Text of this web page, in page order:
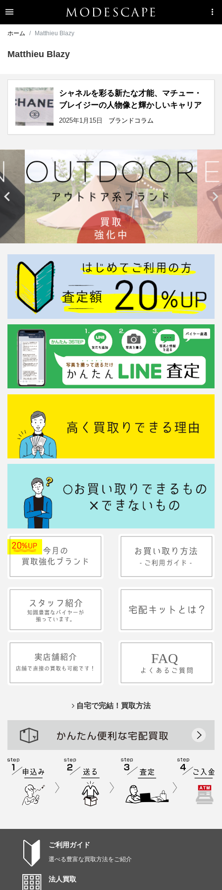
ホーム Matthieu Blazy
Matthieu Blazy
シャネルを彩る新たな才能、マチュー・
ブレイジーの人物像と輝かしいキャリア
2025年1月15日 ブランドコラム
 
自宅で完結！買取方法
ご利用ガイド
選べる豊富な買取方法をご紹介
法人買取